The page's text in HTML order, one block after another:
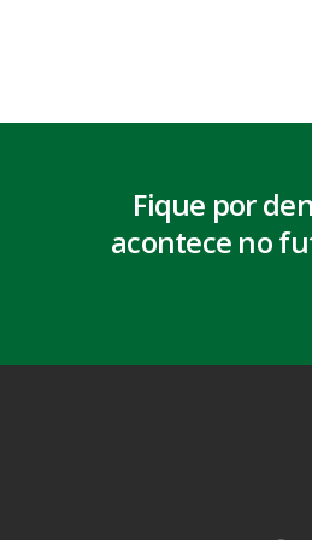
Fique por
acontece no